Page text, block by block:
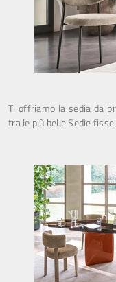
Ti offriamo la sedia da
tra le più belle Sedie